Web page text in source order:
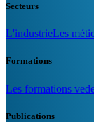
Secteurs
L'industrieLes
Formations
Les formations
Publications